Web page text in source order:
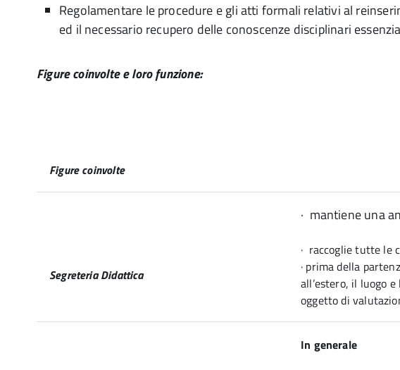
Regolamentare le procedure e gli atti formali relativi al
ed il necessario recupero delle conoscenze disciplinari
Figure coinvolte e loro funzione:
Figure coinvolte
Segreteria Didattica
· mantiene una
· raccoglie tutte le
· prima della
all’estero, il luogo
oggetto di
In generale